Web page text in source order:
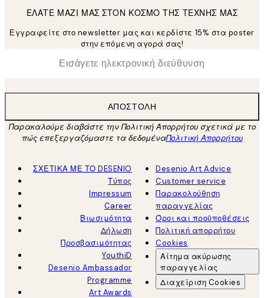
ΕΛΑΤΕ ΜΑΖΙ ΜΑΣ ΣΤΟΝ ΚΟΣΜΟ ΤΗΣ ΤΕΧΝΗΣ ΜΑΣ
Εγγραφείτε στο newsletter μας και κερδίστε 15% στα poster
στην επόμενη αγορά σας!
Ηλεκτρονική Διεύθυνση
ΑΠΟΣΤΟΛΉ
Παρακαλούμε διαβάστε την Πολιτική Απορρήτου σχετικά με το
πώς επεξεργαζόμαστε τα δεδομέναΠολιτική Απορρήτου
ΣΧΕΤΙΚΑ ΜΕ ΤΟ DESENIO
Τύπος
Impressum
Career
Βιωσιμότητα
Δήλωση
Προσβασιμότητας
YouthiD
Desenio Ambassador
Programme
Art Awards
Desenio Art Advice
Customer service
Παρακολούθηση
παραγγελίας
Όροι και προϋποθέσεις
Πολιτική απορρήτου
Cookies
Αίτημα ακύρωσης
παραγγελίας
Διαχείριση Cookies